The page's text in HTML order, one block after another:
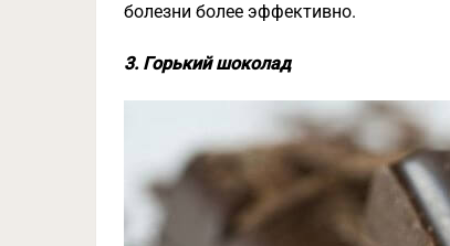
болезни более эффективно.
3. Горький шоколад